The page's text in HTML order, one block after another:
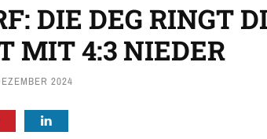
DIE DEG RINGT
MIT 4:3 NIEDER
2024